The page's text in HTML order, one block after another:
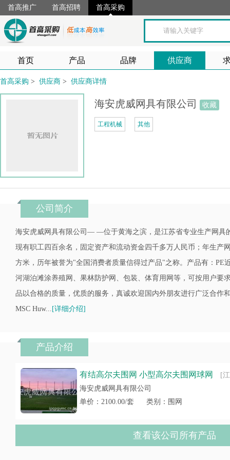
首高推广 首高招聘 首高采购
首页 产品 品牌 供应商
首高采购 > 供应商 > 供应商详情
海安虎威网具有限公司 收藏
工程机械 其他
公司简介
海安虎威网具有限公司— —位于黄海之滨，是江苏省专业生产网具
现有职工四百余名，固定资产和流动资金四千多万人民币；年生产
方米，历年被誉为"全国消费者质量信得过产品"之称。产品有：PE
河湖泊滩涂养殖网、果林防护网、包装、体育用网等，可按用户要
品以合格的质量，优质的服务，真诚欢迎国内外朋友进行广泛合作
MSC Huw... [详细介绍]
产品介绍
有结高尔夫围网 小型高尔夫围网球网
[
海安虎威网具有限公司
单价：2100.00/套
类别：围网
查看该公司所有产品